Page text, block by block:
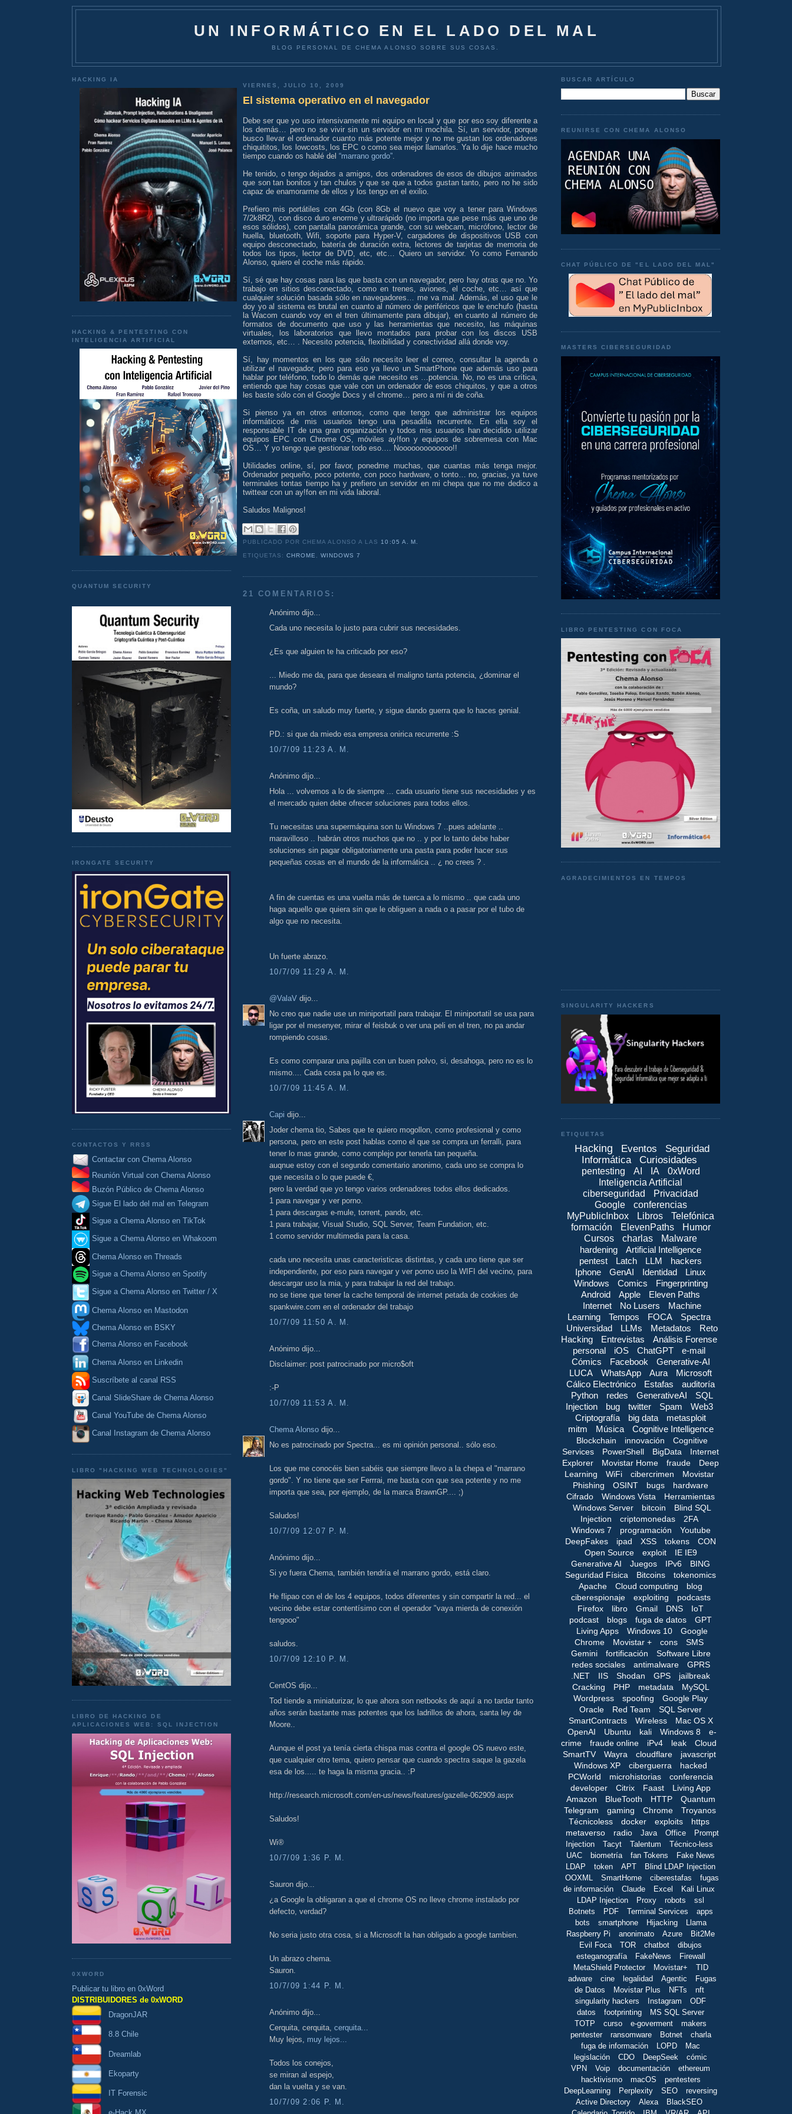
UN INFORMÁTICO EN EL LADO DEL MAL
BLOG PERSONAL DE CHEMA ALONSO SOBRE SUS COSAS.
HACKING IA
HACKING & PENTESTING CON
INTELIGENCIA ARTIFICIAL
QUANTUM SECURITY
IRONGATE SECURITY
CONTACTOS Y RRSS
Contactar con Chema Alonso
Reunión Virtual con Chema Alonso
Buzón Público de Chema Alonso
Sigue El lado del mal en Telegram
Sigue a Chema Alonso en TikTok
Sigue a Chema Alonso en Whakoom
Chema Alonso en Threads
Sigue a Chema Alonso en Spotify
Sigue a Chema Alonso en Twitter / X
Chema Alonso en Mastodon
Chema Alonso en BSKY
Chema Alonso en Facebook
Chema Alonso en Linkedin
Suscríbete al canal RSS
Canal SlideShare de Chema Alonso
Canal YouTube de Chema Alonso
Canal Instagram de Chema Alonso
LIBRO "HACKING WEB TECHNOLOGIES"
LIBRO DE HACKING DE
APLICACIONES WEB: SQL INJECTION
0XWORD
Publicar tu libro en 0xWord
DISTRIBUIDORES de 0xWORD
DragonJAR
8.8 Chile
Dreamlab
Ekoparty
IT Forensic
VIERNES, JULIO 10, 2009
El sistema operativo en el navegador
Debe ser que yo uso intensivamente mi equipo en local y que por eso soy diferente a
los demás… pero no se vivir sin un servidor en mi mochila. Sí, un servidor, porque
busco llevar el ordenador cuanto más potente mejor y no me gustan los ordenadores
chiquititos, los lowcosts, los EPC o como sea mejor llamarlos. Ya lo dije hace mucho
tiempo cuando os hablé del “marrano gordo”
He tenido, o tengo dejados a amigos, dos ordenadores de esos de dibujos animados
que son tan bonitos y tan chulos y que se que a todos gustan tanto, pero no he sido
capaz de enamorarme de ellos y los tengo en el exilio.
Prefiero mis portátiles con 4Gb (con 8Gb el nuevo que voy a tener para Windows
7/2k8R2), con disco duro enorme y ultrarápido (no importa que pese más que uno de
esos sólidos), con pantalla panorámica grande, con su webcam, micrófono, lector de
huella, bluetooth, Wifi, soporte para Hyper-V, cargadores de dispositivos USB con
equipo desconectado, batería de duración extra, lectores de tarjetas de memoria de
todos los tipos, lector de DVD, etc, etc… Quiero un servidor. Yo como Fernando
Alonso, quiero el coche más rápido.
Sí, sé que hay cosas para las que basta con un navegador, pero hay otras que no. Yo
trabajo en sitios desconectado, como en trenes, aviones, el coche, etc… así que
cualquier solución basada sólo en navegadores… me va mal. Además, el uso que le
doy yo al sistema es brutal en cuanto al número de periféricos que le enchufo (hasta
la Wacom cuando voy en el tren últimamente para dibujar), en cuanto al número de
formatos de documento que uso y las herramientas que necesito, las máquinas
virtuales, los laboratorios que llevo montados para probar con los discos USB
externos, etc… . Necesito potencia, flexibilidad y conectividad allá donde voy.
Sí, hay momentos en los que sólo necesito leer el correo, consultar la agenda o
utilizar el navegador, pero para eso ya llevo un SmartPhone que además uso para
hablar por teléfono, todo lo demás que necesito es …potencia. No, no es una crítica,
entiendo que hay cosas que vale con un ordenador de esos chiquitos, y que a otros
les baste sólo con el Google Docs y el chrome… pero a mí ni de coña.
Si pienso ya en otros entornos, como que tengo que administrar los equipos
informáticos de mis usuarios tengo una pesadilla recurrente. En ella soy el
responsable IT de una gran organización y todos mis usuarios han decidido utilizar
equipos EPC con Chrome OS, móviles ay!fon y equipos de sobremesa con Mac
OS… Y yo tengo que gestionar todo eso…. Nooooooooooooo!!
Utilidades online, sí, por favor, ponedme muchas, que cuantas más tenga mejor.
Ordenador pequeño, poco potente, con poco hardware, o tonto… no, gracias, ya tuve
terminales tontas tiempo ha y prefiero un servidor en mi chepa que no me dedico a
twittear con un ay!fon en mi vida laboral.
Saludos Malignos!
PUBLICADO POR CHEMA ALONSOA LAS 10:05 A. M.
ETIQUETAS:CHROME,WINDOWS 7
21 COMENTARIOS:
Anónimo dijo...
Cada uno necesita lo justo para cubrir sus necesidades.
¿Es que alguien te ha criticado por eso?
... Miedo me da, para que deseara el maligno tanta potencia, ¿dominar el
mundo?
Es coña, un saludo muy fuerte, y sigue dando guerra que lo haces genial.
PD.: si que da miedo esa empresa onirica recurrente :S
10/7/09 11:23 A. M.
Anónimo dijo...
Hola ... volvemos a lo de siempre ... cada usuario tiene sus necesidades y es
el mercado quien debe ofrecer soluciones para todos ellos.
Tu necesitas una supermáquina son tu Windows 7 ..pues adelante ..
maravilloso .. habrán otros muchos que no .. y por lo tanto debe haber
soluciones sin pagar obligatoriamente una pasta para poder hacer sus
pequeñas cosas en el mundo de la informática .. ¿ no crees ? .
A fin de cuentas es una vuelta más de tuerca a lo mismo .. que cada uno
haga aquello que quiera sin que le obliguen a nada o a pasar por el tubo de
algo que no necesita.
Un fuerte abrazo.
10/7/09 11:29 A. M.
@ValaV dijo...
No creo que nadie use un miniportatil para trabajar. El miniportatil se usa para
ligar por el mesenyer, mirar el feisbuk o ver una peli en el tren, no pa andar
rompiendo cosas.
Es como comparar una pajilla con un buen polvo, si, desahoga, pero no es lo
mismo.... Cada cosa pa lo que es.
10/7/09 11:45 A. M.
Capi dijo...
Joder chema tio, Sabes que te quiero mogollon, como profesional y como
persona, pero en este post hablas como el que se compra un ferralli, para
tener lo mas grande, como complejo por tenerla tan pequeña.
auqnue estoy con el segundo comentario anonimo, cada uno se compra lo
que necesita o lo que puede €,
pero la verdad que yo tengo varios ordenadores todos ellos dedicados.
1 para navegar y ver porno.
1 para descargas e-mule, torrent, pando, etc.
1 para trabajar, Visual Studio, SQL Server, Team Fundation, etc.
1 como servidor multimedia para la casa.
cada uno necesita unas caracteristicas distintas, y cada uno tiene que ser
independiente, por eso para navegar y ver porno uso la WIFI del vecino, para
descargar uso la mia, y para trabajar la red del trabajo.
no se tiene que tener la cache temporal de internet petada de cookies de
spankwire.com en el ordenador del trabajo
10/7/09 11:50 A. M.
Anónimo dijo...
Disclaimer: post patrocinado por micro$oft
:-P
10/7/09 11:53 A. M.
Chema Alonso dijo...
No es patrocinado por Spectra... es mi opinión personal.. sólo eso.
Los que me conocéis bien sabéis que siempre llevo a la chepa el "marrano
gordo". Y no tiene que ser Ferrrai, me basta con que sea potente y no me
importa que sea, por ejemplo, de la marca BrawnGP.... ;)
Saludos!
10/7/09 12:07 P. M.
Anónimo dijo...
Si yo fuera Chema, también tendría el marrano gordo, está claro.
He flipao con el de los 4 equipos, todos diferentes y sin compartir la red... el
vecino debe estar contentísimo con el operador "vaya mierda de conexión
tengooo"
saludos.
10/7/09 12:10 P. M.
CentOS dijo...
Tod tiende a miniaturizar, lo que ahora son netbooks de aquí a no tardar tanto
años serán bastante mas potentes que los ladrillos de ahora, santa ley de
Moore..
Aunque el post ya tenía cierta chispa mas contra el google OS nuevo este,
que cualquier otro tema, quiero pensar que cuando spectra saque la gazela
esa de los..... te haga la misma gracia.. :P
http://research.microsoft.com/en-us/news/features/gazelle-062909.aspx
Saludos!
Wi®
10/7/09 1:36 P. M.
Sauron dijo...
¿a Google la obligaran a que el chrome OS no lleve chrome instalado por
defecto, verdad?
No seria justo otra cosa, si a Microsoft la han obligado a google tambien.
Un abrazo chema.
Sauron.
10/7/09 1:44 P. M.
Anónimo dijo...
Cerquita, cerquita, cerquita...
Muy lejos, muy lejos...
Todos los conejos,
se miran al espejo,
dan la vuelta y se van.
10/7/09 2:06 P. M.
BUSCAR ARTÍCULO
REUNIRSE CON CHEMA ALONSO
CHAT PÚBLICO DE "EL LADO DEL MAL"
MASTERS CIBERSEGURIDAD
LIBRO PENTESTING CON FOCA
AGRADECIMIENTOS EN TEMPOS
SINGULARITY HACKERS
ETIQUETAS
Hacking Eventos
Seguridad
Informática
Curiosidades
pentesting AI IA
0xWord
Inteligencia Artificial
ciberseguridad
Privacidad
Google
conferencias
MyPublicInbox
Libros
Telefónica
formación
ElevenPaths
Humor
Cursos
charlas
Malware
hardening
Artificial Intelligence
pentest
Latch LLM
hackers
Iphone
GenAI Identidad
Linux
Windows
Comics
Fingerprinting
Android
Apple
Eleven Paths
Internet
No Lusers
Machine
Learning
Tempos FOCA
Spectra
Universidad
LLMs Metadatos
Reto
Hacking
Entrevistas
Análisis Forense
personal
iOS ChatGPT
e-mail
Cómics
Facebook
Generative-AI
LUCA
WhatsApp Aura
Microsoft
Cálico Electrónico
Estafas
auditoría
Python
redes GenerativeAI
SQL
Injection
bug twitter Spam
Web3
Criptografía
big data
metasploit
mitm
Música Cognitive Intelligence
Blockchain innovación
Cognitive
Services
PowerShell BigData
Internet
Explorer
Movistar Home fraude
Deep
Learning
WiFi cibercrimen
Movistar
Phishing
OSINT bugs
hardware
Cifrado
Windows Vista
Herramientas
Windows Server
bitcoin
Blind SQL
Injection
criptomonedas
2FA
Windows 7
programación
Youtube
DeepFakes
ipad XSS tokens
CON
Open Source
exploit
IE IE9
Generative AI
Juegos IPv6
BING
Seguridad Física
Bitcoins
tokenomics
Apache
Cloud computing
blog
ciberespionaje
exploiting
podcasts
Firefox
libro Gmail DNS
IoT
podcast
blogs fuga de datos
GPT
Living Apps
Windows 10
Google
Chrome
Movistar + cons
SMS
Gemini
fortificación
Software Libre
redes sociales
antimalware
GPRS
.NET
IIS Shodan GPS
jailbreak
Cracking
PHP metadata
MySQL
Wordpress
spoofing
Google Play
Oracle
Red Team
SQL Server
SmartContracts
Wireless
Mac OS X
OpenAI
Ubuntu kali Windows 8
e-
crime
fraude online iPv4 leak
Cloud
SmartTV
Wayra cloudflare
javascript
Windows XP
ciberguerra
hacked
PCWorld
microhistorias
conferencia
developer
Citrix Faast
Living App
Amazon
BlueTooth HTTP
Quantum
Telegram
gaming Chrome
Troyanos
Técnicoless
docker exploits
https
metaverso
radio Java Office
Prompt
Injection
Tacyt Talentum
Técnico-less
UAC
biometría fan Tokens
Fake News
LDAP
token APT
Blind LDAP Injection
OOXML
SmartHome ciberestafas
fugas
de información
Claude Excel
Kali Linux
LDAP Injection
Proxy robots
ssl
Botnets
PDF Terminal Services
apps
bots
smartphone Hijacking
Llama
Raspberry Pi
anonimato Azure
Bit2Me
Evil Foca
TOR chatbot
dibujos
esteganografía
FakeNews
Firewall
MetaShield Protector
Movistar+
TID
adware
cine legalidad Agentic
Fugas
de Datos
Movistar Plus NFTs
nft
singularity hackers
Instagram
ODF
datos
footprinting
MS SQL Server
TOTP
curso e-goverment
makers
pentester
ransomware Botnet
charla
fuga de información
LOPD
Mac
legislación
CDO DeepSeek
cómic
VPN
Voip documentación
ethereum
hacktivismo
macOS
pentesters
DeepLearning
Perplexity SEO
reversing
Active Directory
Alexa
BlackSEO